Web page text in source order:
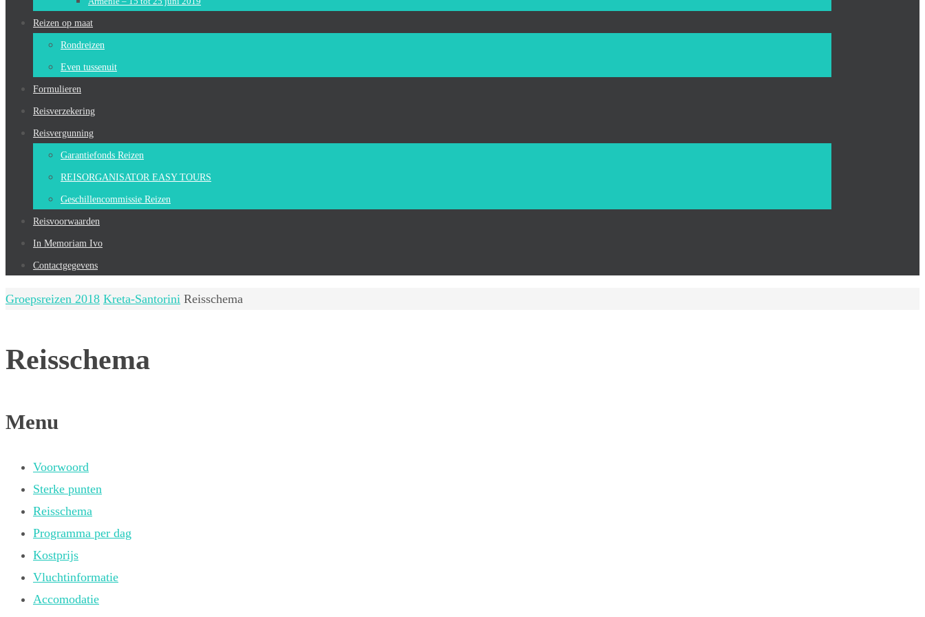
Reizen op maat
Rondreizen
Even tussenuit
Formulieren
Reisverzekering
Reisvergunning
Garantiefonds Reizen
REISORGANISATOR EASY TOURS
Geschillencommissie Reizen
Reisvoorwaarden
In Memoriam Ivo
Contactgegevens
Home
Groepsreizen 2018 Kreta-Santorini Reisschema
Reisschema
Menu
Voorwoord
Sterke punten
Reisschema
Programma per dag
Kostprijs
Vluchtinformatie
Accomodatie